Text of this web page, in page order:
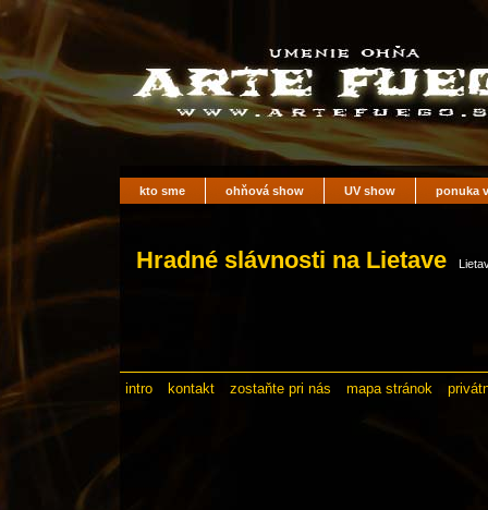
kto sme ohňová show UV show ponuka
Hradné slávnosti na Lietave
intro kontakt zostaňte pri nás mapa stránok